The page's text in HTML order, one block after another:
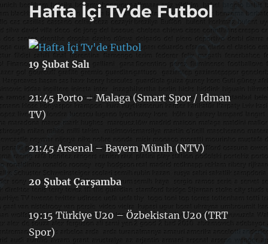
Hafta İçi Tv’de Futbol
19 Şubat Salı
21:45 Porto – Malaga (Smart Spor / Idman
TV)
21:45 Arsenal – Bayern Münih (NTV)
20 Şubat Çarşamba
19:15 Türkiye U20 – Özbekistan U20 (TRT
Spor)